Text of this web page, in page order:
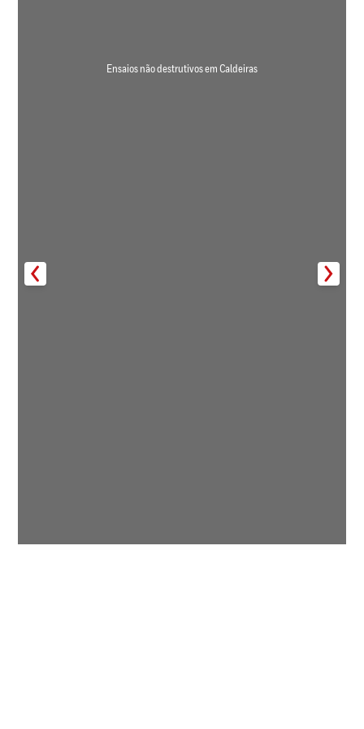
Ensaios não destrutivos em Caldeiras